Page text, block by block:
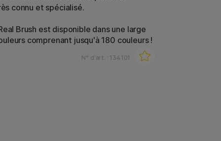
connu et spécialisé.
Brush est disponible dans une large
comprenant jusqu'à 180 couleurs !
N° d'art. : 134101